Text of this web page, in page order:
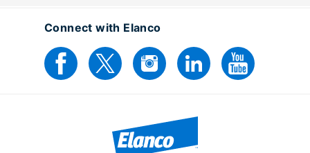
Connect with Elanco